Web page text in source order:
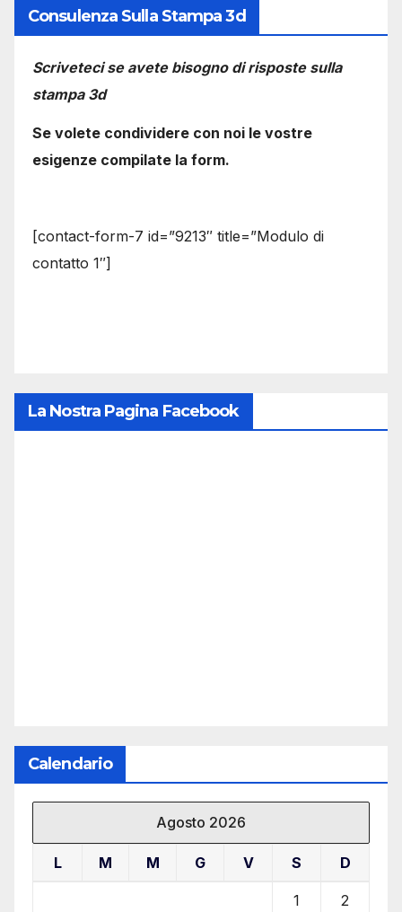
Consulenza Sulla Stampa 3d
Scriveteci se avete bisogno di risposte sulla
stampa 3d
Se volete condividere con noi le vostre
esigenze compilate la form.
[contact-form-7 id=”9213″ title=”Modulo di
contatto 1″]
La Nostra Pagina Facebook
Calendario
Agosto 2026
L M M G V S D
1 2